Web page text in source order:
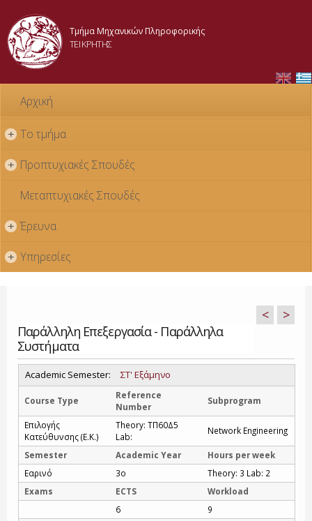
content
Τμήμα Μηχανικών Πληροφορικής
ΤΕΙ ΚΡΗΤΗΣ
Αρχική
+ Το τμήμα
+ Προπτυχιακές Σπουδές
Μεταπτυχιακές Σπουδές
+ Έρευνα
+ Υπηρεσίες
Παράλληλη Επεξεργασία - Παράλληλα
Συστήματα
Academic Semester: ΣΤ' Εξάμηνο
Course Type
Reference
Number
Subprogram
Επιλογής
Κατεύθυνσης (Ε.Κ.)
Theory: ΤΠ60Δ5
Lab:
Network Engineering
Semester Academic Year
Hours per week
Εαρινό
3o
Theory: 3 Lab: 2
Exams
ECTS
Workload
6
9
< >